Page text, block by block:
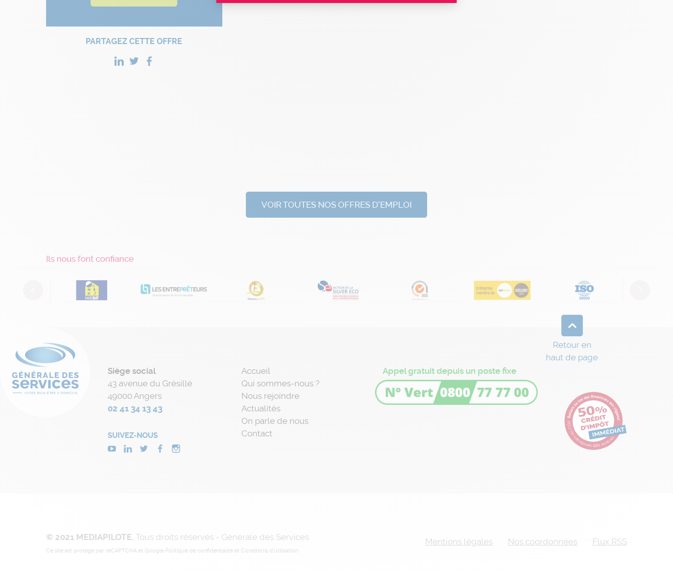
PARTAGEZ CETTE OFFRE
VOIR TOUTES NOS OFFRES D'EMPLOI
Ils nous font confiance
Next
Siège social
43 avenue du Grésillé
49000 Angers
02 41 34 13 43
SUIVEZ-NOUS
Accueil
Qui sommes-nous ?
Nous rejoindre
Actualités
On parle de nous
Contact
Appel gratuit depuis un poste fixe
Retour en
haut de page
© 2021 MEDIAPILOTE. Tous droits réservés - Générale des Services
Ce site est protégé par reCAPTCHA et Google Politique de confidentialité et Conditions d'utilisation
Mentions légales Nos coordonnées Flux RSS